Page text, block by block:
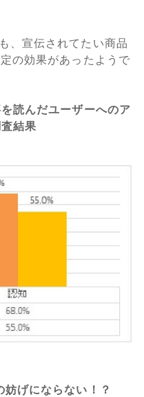
、宣伝されてたい商品
の効果があったようで
読んだユーザーへのア
結果
妨げにならない！？